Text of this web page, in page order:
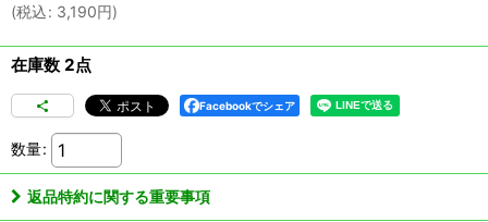
(税込: 3,190円)
在庫数 2点
Facebookでシェア
数量:
返品特約に関する重要事項